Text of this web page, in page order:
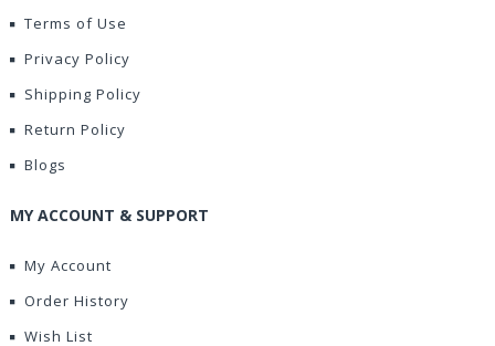
Terms of Use
Privacy Policy
Shipping Policy
Return Policy
Blogs
MY ACCOUNT & SUPPORT
My Account
Order History
Wish List